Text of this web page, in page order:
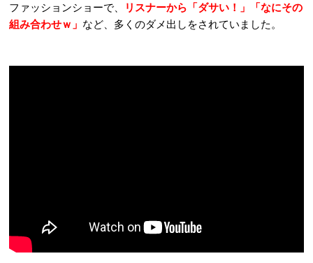
ファッションショーで、
リスナーから「ダサい！」「なにその
組み合わせｗ」 など、多くのダメ出しをされてい ました。